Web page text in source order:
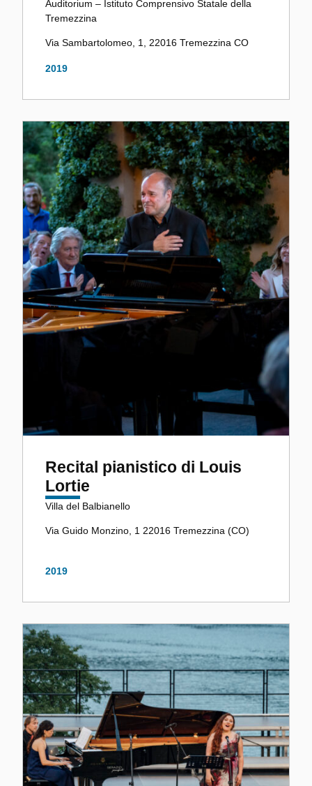
Auditorium – Istituto Comprensivo Statale della
Tremezzina
Via Sambartolomeo, 1, 22016 Tremezzina CO
2019
Recital pianistico di Louis
Lortie
Villa del Balbianello
Via Guido Monzino, 1 22016 Tremezzina (CO)
2019